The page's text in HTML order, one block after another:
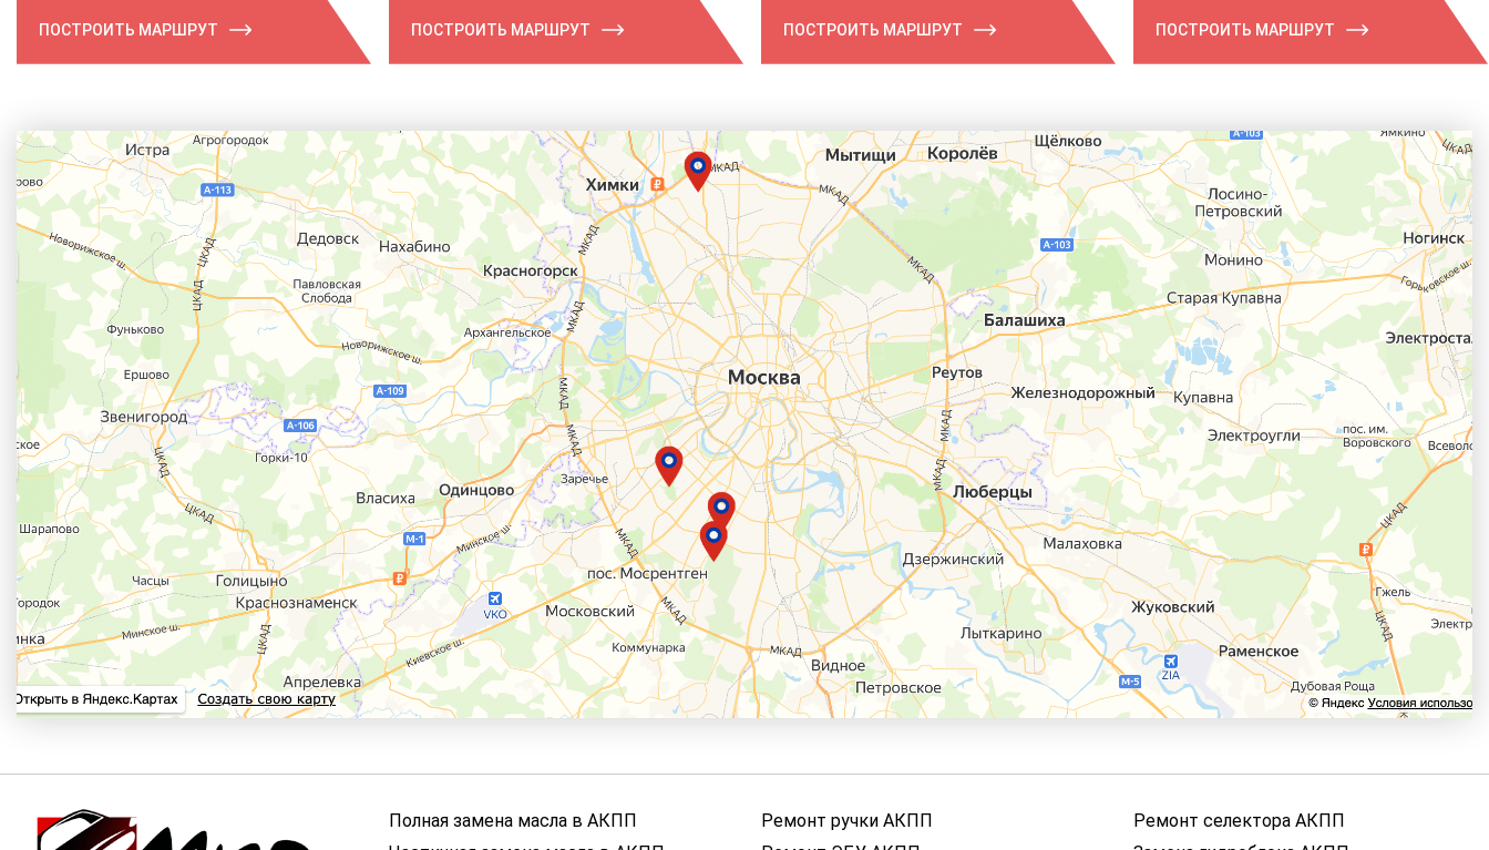
ПОСТРОИТЬ МАРШРУТ ПОСТРОИТЬ МАРШРУТ ПОСТРОИТЬ МАРШРУТ ПОСТРОИТЬ МАРШРУТ
Полная замена масла в АКПП
Ремонт ручки АКПП
Ремонт селектора АКПП